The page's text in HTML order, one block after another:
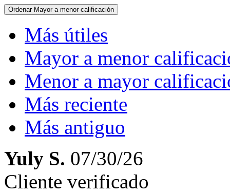
Ordenar Mayor a menor calificación
Más útiles
Mayor a menor
Menor a mayor
Más reciente
Más antiguo
Yuly S. 07/30/26
Cliente verificado